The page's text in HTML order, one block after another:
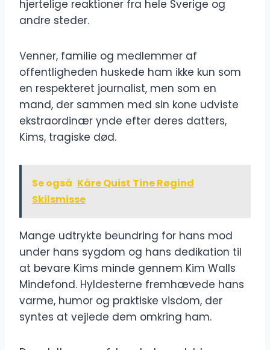
hjertelige reaktioner fra hele Sverige og
andre steder.
Venner, familie og medlemmer af
offentligheden huskede ham ikke kun som
en respekteret journalist, men som en
mand, der sammen med sin kone udviste
ekstraordinær ynde efter deres datters,
Kims, tragiske død.
Se også Kåre Quist Tine Røgind
Skilsmisse
Mange udtrykte beundring for hans mod
under hans sygdom og hans dedikation til
at bevare Kims minde gennem Kim Walls
Mindefond. Hyldesterne fremhævede hans
varme, humor og praktiske visdom, der
syntes at vejlede dem omkring ham.